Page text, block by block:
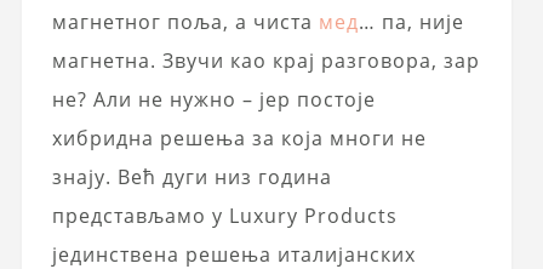
магнетног поља, а чиста мед… па, није
магнетна. Звучи као крај разговора, зар
не? Али не нужно – јер постоје
хибридна решења за која многи не
знају. Већ дуги низ година
представљамо у Luxury Products
јединствена решења италијанских